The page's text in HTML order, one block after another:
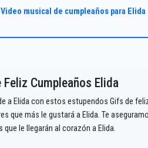
Video musical de cumpleaños para Elida
Feliz Cumpleaños Elida
a Elida con estos estupendos Gifs de
que más le gustará a Elida. Te
que le llegarán al corazón a Elida.